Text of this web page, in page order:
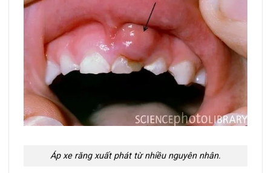
Áp xe răng xuất phát từ nhiều nguyên nhân.